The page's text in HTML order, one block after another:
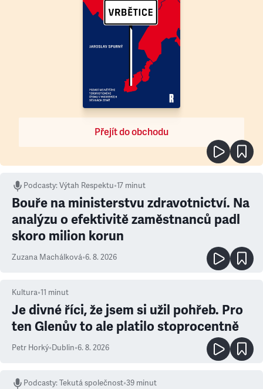
Přejít do obchodu
Podcasty:Výtah Respektu•17 minut
Bouře na ministerstvu zdravotnictví. Na
analýzu o efektivitě zaměstnanců padl
skoro milion korun
Zuzana Machálková•6. 8. 2026
Kultura•11 minut
Je divné říci, že jsem si užil pohřeb. Pro
ten Glenův to ale platilo stoprocentně
Petr Horký•Dublin•6. 8. 2026
Podcasty:Tekutá společnost•39 minut